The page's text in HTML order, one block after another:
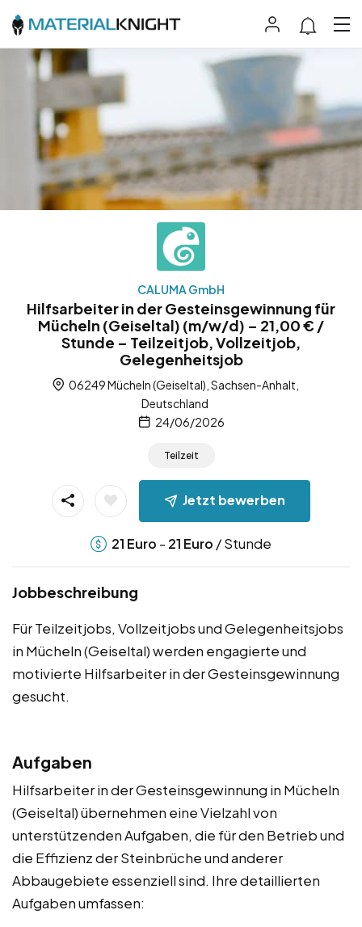
CALUMA GmbH
Hilfsarbeiter in der Gesteinsgewinnung für
Mücheln (Geiseltal) (m/w/d) – 21,00 € /
Stunde – Teilzeitjob, Vollzeitjob,
Gelegenheitsjob
06249 Mücheln (Geiseltal), Sachsen-Anhalt,
Deutschland
24/06/2026
Teilzeit
Jetzt bewerben
21 Euro - 21 Euro / Stunde
Jobbeschreibung
Für Teilzeitjobs, Vollzeitjobs und Gelegenheitsjobs
in Mücheln (Geiseltal) werden engagierte und
motivierte Hilfsarbeiter in der Gesteinsgewinnung
gesucht.
Aufgaben
Hilfsarbeiter in der Gesteinsgewinnung in Mücheln
(Geiseltal) übernehmen eine Vielzahl von
unterstützenden Aufgaben, die für den Betrieb und
die Effizienz der Steinbrüche und anderer
Abbaugebiete essenziell sind. Ihre detaillierten
Aufgaben umfassen: